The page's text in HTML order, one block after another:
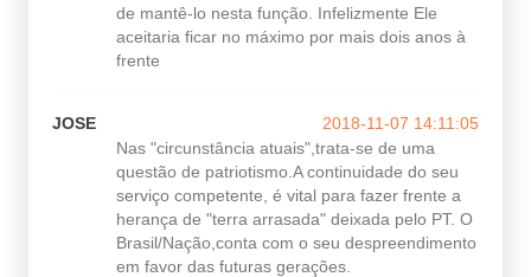
de mantê-lo nesta função. Infelizmente Ele
aceitaria ficar no máximo por mais dois anos à
frente
JOSE
2018-11-07 14:11:05
Nas "circunstância atuais",trata-se de uma
questão de patriotismo.A continuidade do seu
serviço competente, é vital para fazer frente a
herança de "terra arrasada" deixada pelo PT. O
Brasil/Nação,conta com o seu despreendimento
em favor das futuras gerações.